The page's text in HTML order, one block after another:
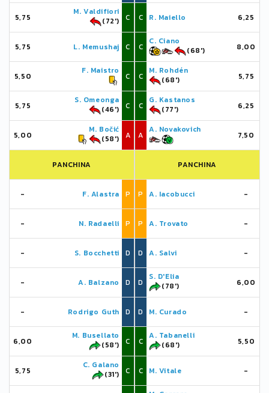
5,75
M. Valdifiori
(72')
C
5,75 L. Memushaj C
5,50
F. Maistro
C
5,75
S. Omeonga
(46')
C
5,00
M. Bočić
(58')
A
PANCHINA
- F. Alastra P
- N. Radaelli P
- S. Bocchetti D
- A. Balzano D
- Rodrigo Guth D
6,00
M. Busellato
(58')
C
5,75
C. Galano
(31')
C
C R. Maiello 6,25
C
C. Ciano
(68')
8,00
C
M. Rohdén
(68')
5,75
C
G. Kastanos
(77')
6,25
A
A. Novakovich
7,50
PANCHINA
P A. Iacobucci -
P A. Trovato -
D A. Salvi -
D
S. D'Elia
(78')
6,00
D M. Curado -
C
A. Tabanelli
(68')
5,50
C M. Vitale -